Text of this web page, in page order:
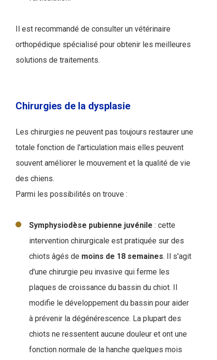
Il est recommandé de consulter un vétérinaire
orthopédique spécialisé pour obtenir les meilleures
solutions de traitements.
Chirurgies de la dysplasie
Les chirurgies ne peuvent pas toujours restaurer une
totale fonction de l'articulation mais elles peuvent
souvent améliorer le mouvement et la qualité de vie
des chiens.
Parmi les possibilités on trouve :
Symphysiodèse pubienne juvénile : cette
intervention chirurgicale est pratiquée sur des
chiots âgés de moins de 18 semaines. Il s'agit
d'une chirurgie peu invasive qui ferme les
plaques de croissance du bassin du chiot. Il
modifie le développement du bassin pour aider
à prévenir la dégénérescence. La plupart des
chiots ne ressentent aucune douleur et ont une
fonction normale de la hanche quelques mois